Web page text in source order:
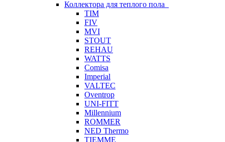
Коллектора для теплого пола
TIM
FIV
MVI
STOUT
REHAU
WATTS
Comisa
Imperial
VALTEC
Oventrop
UNI-FITT
Millennium
ROMMER
NED Thermo
TIEMME